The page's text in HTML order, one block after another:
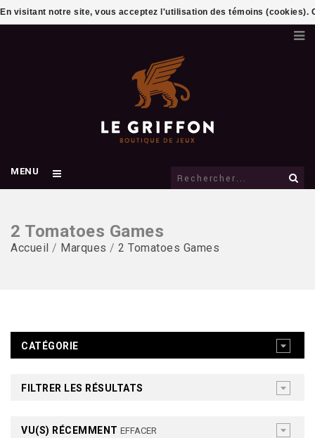
MENU
2 Tomatoes Games
Accueil / Marques / 2 Tomatoes Games
CATÉGORIE
FILTRER LES RÉSULTATS
VU(S) RÉCEMMENT EFFACER
En visitant notre site, vous acceptez l'utilisation des témoins